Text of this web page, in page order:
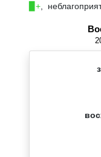
▉+,